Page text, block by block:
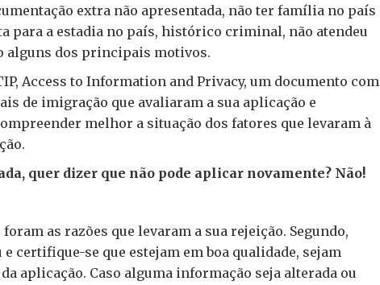
extra não apresentada, não ter família no país
para a estadia no país, histórico criminal, não atendeu
alguns dos principais motivos.
Access to Information and Privacy, um documento com
de imigração que avaliaram a sua aplicação e
melhor a situação dos fatores que levaram à
quer dizer que não pode aplicar novamente? Não!
as razões que levaram a sua rejeição. Segundo,
certifique-se que estejam em boa qualidade, sejam
aplicação. Caso alguma informação seja alterada ou